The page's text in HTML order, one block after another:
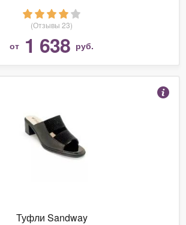
(Отзывы 23)
от 1 638 руб.
Туфли Sandway